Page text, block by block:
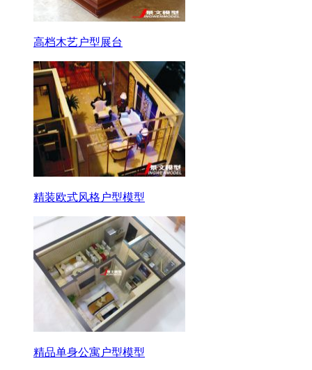
高档木艺户型展台
精装欧式风格户型模型
精品单身公寓户型模型